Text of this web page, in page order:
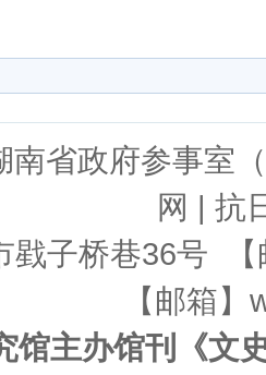
南省政府参事室
网 | 抗
戥子桥巷36号
【邮箱
馆主办馆刊《文